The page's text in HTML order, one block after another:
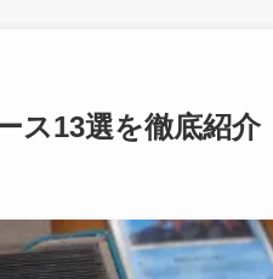
ス13選を徹底紹介